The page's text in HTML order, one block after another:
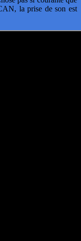
la prise de son est